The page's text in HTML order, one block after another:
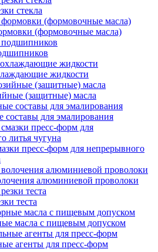
стекла
(формовочные масла)
жидкости
(защитные) масла
составы для эмалирования
пресс-форм для непрерывного
алюминиевой проволоки
теста
масла с пищевым допуском
агенты для пресс-форм